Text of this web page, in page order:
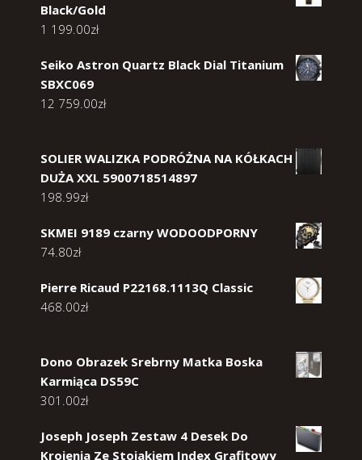
Black/Gold
1 199.00zł
Seiko Astron Quartz Black Dial Titanium
SBXC069
12 759.00zł
SOLIER WALIZKA PODRÓŻNA NA KÓŁKACH
DUŻA XXL 5900718514897
198.99zł
SKMEI 9189 czarny WODOODPORNY
74.80zł
Pierre Ricaud P22168.1113Q Classic
468.00zł
Dono Obrazek Srebrny Matka Boska
Karmiąca DS59C
301.00zł
Joseph Joseph Zestaw 4 Desek Do
Krojenia Ze Stojakiem Index Grafitowy